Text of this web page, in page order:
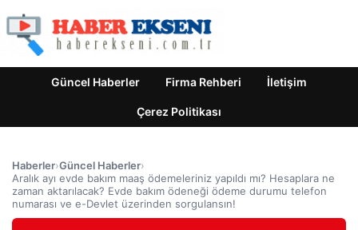
Güncel Haberler Firma Rehberi İletişim
Çerez Politikası
Haberler›Güncel Haberler›
Aralık ayı evde bakım maaş ödemeleriniz yapıldı mı? Hesaplara ne
zaman aktarılacak? Evde bakım ödeneği ödeme durumu telefon
numarası ve e-Devlet üzerinden sorgulansın!